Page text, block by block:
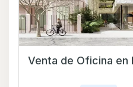
Venta de Oficina en